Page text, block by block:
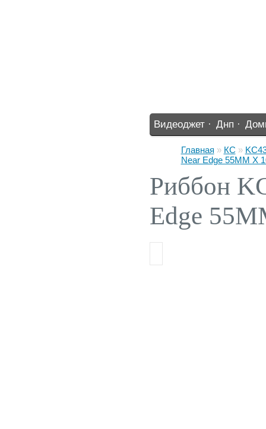
Видеоджет · Днп ·
Главная » КС »
Near Edge 55ММ X
Риббон
Edge